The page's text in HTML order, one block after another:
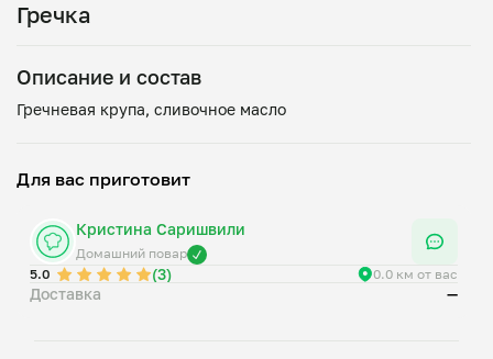
Гречка
Описание и состав
Для вас приготовит
Кристина Саришвили
Домашний повар
5.0
(3) 0.0 км от вас
Доставка —